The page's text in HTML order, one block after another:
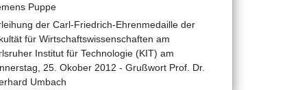
Puppe
der Carl-Friedrich-Ehrenmedaille der
für Wirtschaftswissenschaften am
Institut für Technologie (KIT) am
25. Okober 2012 - Grußwort Prof. Dr.
Umbach